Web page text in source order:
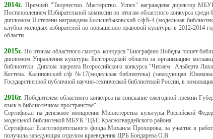
2014г.Премией "Творчество. Мастерство. Успех" награждена директор
Постановлением Избирательной комиссии по итогам областного конкурса
дипломом II степени награждена Большебыковский с/ф№4 (модельная
клубов молодых избирателей по повышению правовой культуры в 2012-2014
области.
2015г.По итогам областного смотра–конкурса "Биографию Победы пишет
дипломом Управления культуры Белгородской области за организацию
библиотеки. Диплом лауреата Всероссийского конкурса "Читаем Альберта
Костева. Калиновский с/ф №17(модельная библиотека) (заведующая
Государственной публичной научно-технической библиотекой России, в
2016г. Победителем областного конкурса на соискание ежегодной премии
язык в библиотечном пространстве".
Сертификат на денежное поощрение Министерства культуры Российской
модельной библиотекой МБУК "ЦБС Красногвардейского района".
Сертификат Благотворительного фонда Михаила Прохорова, за участие в
получила заведующая отделом краеведения ЦРБ Бондарева О.В.